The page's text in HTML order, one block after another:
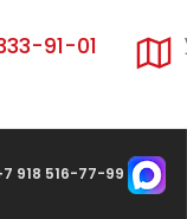
91-01
918 516-77-99